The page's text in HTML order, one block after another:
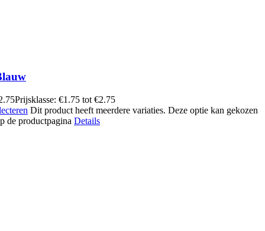
Prijsklasse: €1.75 tot €2.75
Dit product heeft meerdere variaties. Deze optie kan gekozen
de productpagina Details